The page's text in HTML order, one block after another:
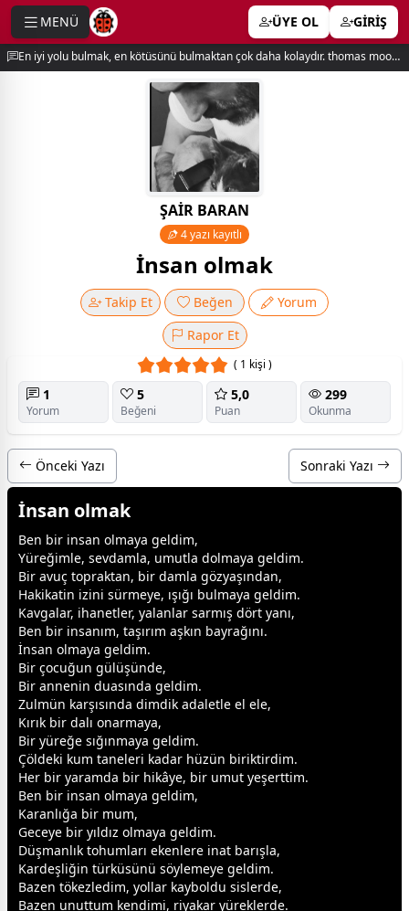
MENÜ ÜYE OL GİRİŞ
En iyi yolu bulmak, en kötüsünü bulmaktan çok daha kolaydır. thomas moore
ŞAİR BARAN
4 yazı kayıtlı
İnsan olmak
Takip Et Beğen
Yorum
Rapor Et
( 1 kişi )
1
Yorum
5
Beğeni
5,0
Puan
299
Okunma
Önceki Yazı Sonraki Yazı
İnsan olmak
Ben bir insan olmaya geldim,
Yüreğimle, sevdamla, umutla dolmaya geldim.
Bir avuç topraktan, bir damla gözyaşından,
Hakikatin izini sürmeye, ışığı bulmaya geldim.
Kavgalar, ihanetler, yalanlar sarmış dört yanı,
Ben bir insanım, taşırım aşkın bayrağını.
İnsan olmaya geldim.
Bir çocuğun gülüşünde,
Bir annenin duasında geldim.
Zulmün karşısında dimdik adaletle el ele,
Kırık bir dalı onarmaya,
Bir yüreğe sığınmaya geldim.
Çöldeki kum taneleri kadar hüzün biriktirdim.
Her bir yaramda bir hikâye, bir umut yeşerttim.
Ben bir insan olmaya geldim,
Karanlığa bir mum,
Geceye bir yıldız olmaya geldim.
Düşmanlık tohumları ekenlere inat barışla,
Kardeşliğin türküsünü söylemeye geldim.
Bazen tökezledim, yollar kayboldu sislerde,
Bazen unuttum kendimi, riyakar yüreklerde.
menu